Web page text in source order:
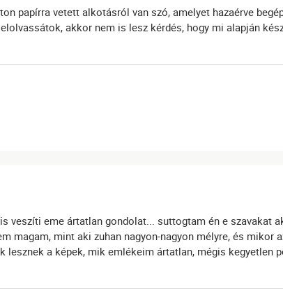
papírra vetett alkotásról van szó, amelyet hazaérve
akkor nem is lesz kérdés, hogy mi alapján
veszíti eme ártatlan gondolat... suttogtam én e szavakat
mint aki zuhan nagyon-nagyon mélyre, és mikor
a képek, mik emlékeim ártatlan, mégis kegyetlen